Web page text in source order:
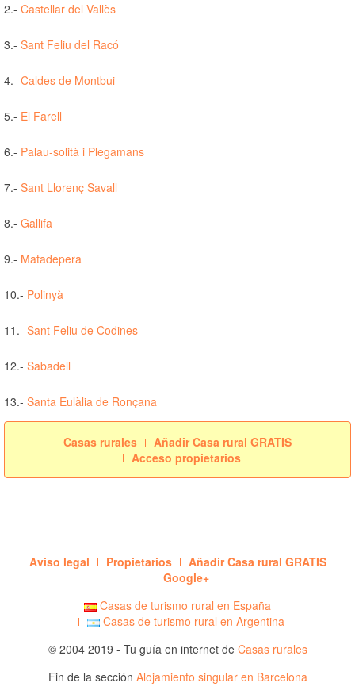
2.- Castellar del Vallès
3.- Sant Feliu del Racó
4.- Caldes de Montbui
5.- El Farell
6.- Palau-solità i Plegamans
7.- Sant Llorenç Savall
8.- Gallifa
9.- Matadepera
10.- Polinyà
11.- Sant Feliu de Codines
12.- Sabadell
13.- Santa Eulàlia de Ronçana
Casas rurales
Añadir Casa rural GRATIS
Acceso propietarios
Aviso legal Propietarios
Añadir Casa rural GRATIS
Google+
Casas de turismo rural en España
Casas de turismo rural en Argentina
© 2004 2019 - Tu guía en internet de Casas rurales
Fin de la sección Alojamiento singular en Barcelona